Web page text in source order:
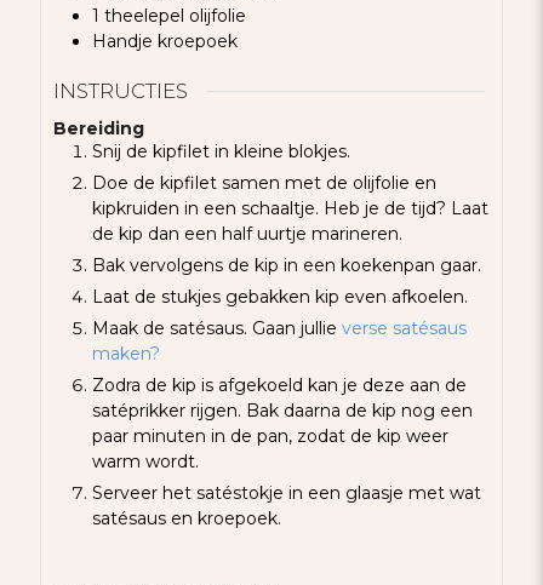
1 theelepel olijfolie
Handje kroepoek
INSTRUCTIES
Bereiding
Snij de kipfilet in kleine blokjes.
Doe de kipfilet samen met de olijfolie en
kipkruiden in een schaaltje. Heb je de tijd? Laat
de kip dan een half uurtje marineren.
Bak vervolgens de kip in een koekenpan gaar.
Laat de stukjes gebakken kip even afkoelen.
Maak de satésaus. Gaan jullie verse satésaus
maken?
Zodra de kip is afgekoeld kan je deze aan de
satéprikker rijgen. Bak daarna de kip nog een
paar minuten in de pan, zodat de kip weer
warm wordt.
Serveer het satéstokje in een glaasje met wat
satésaus en kroepoek.